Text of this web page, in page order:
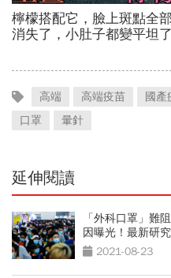
高端 高端疫苗 國產
口罩
暈針
延伸閱讀
「外科口罩」難
因曝光！最新研
2021-08-23